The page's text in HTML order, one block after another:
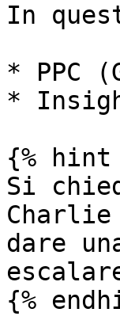
In
* PPC
*
{%
Si
Charlie
dare
{%